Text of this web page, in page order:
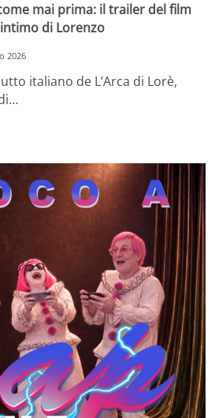
mai prima: il trailer del film
di Lorenzo
2026
italiano de L’Arca di Lorè,